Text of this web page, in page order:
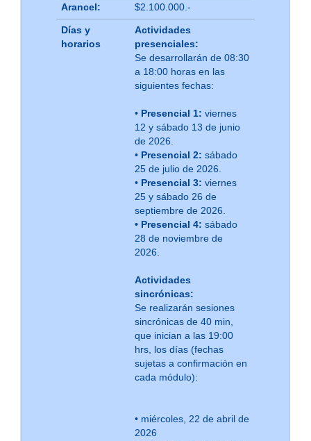
Arancel: $2.100.000.-
Días y
horarios
Actividades
presenciales:
Se desarrollarán de 08:30
a 18:00 horas en las
siguientes fechas:
• Presencial 1: viernes
12 y sábado 13 de junio
de 2026.
• Presencial 2: sábado
25 de julio de 2026.
• Presencial 3: viernes
25 y sábado 26 de
septiembre de 2026.
• Presencial 4: sábado
28 de noviembre de
2026.
Actividades
sincrónicas:
Se realizarán sesiones
sincrónicas de 40 min,
que inician a las 19:00
hrs, los días (fechas
sujetas a confirmación en
cada módulo):
• miércoles, 22 de abril de
2026